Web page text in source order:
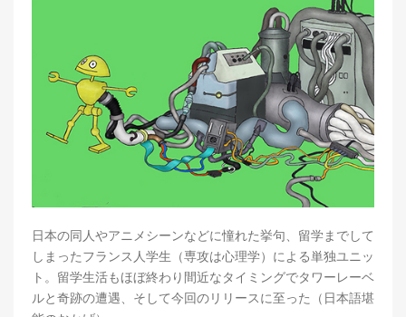
日本の同人やアニメシーンなどに憧れた挙句、留学までして
しまったフランス人学生（専攻は心理学）による単独ユニッ
ト。留学生活もほぼ終わり間近なタイミングでタワーレーベ
ルと奇跡の遭遇、そして今回のリリースに至った（日本語堪